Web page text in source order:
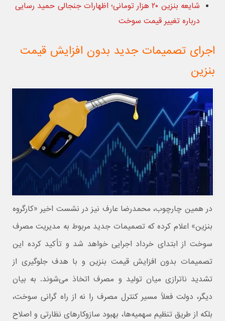
شایعه بنزین ۲۰ هزار تومانی؛ اظهارات جنجالی حمید رسایی
درباره تغییر قیمت سوخت
اجرای تصمیمات جدید بدون افزایش قیمت
بنزین
در همین چارچوب، محمدرضا عارف نیز در نشست اخیر «کارگروه
بنزین» اعلام کرده که تصمیمات جدید مربوط به مدیریت مصرف
سوخت از ابتدای خرداد اجرایی خواهد شد و تأکید کرده این
تصمیمات بدون افزایش قیمت بنزین و با هدف جلوگیری از
تشدید ناترازی میان تولید و مصرف اتخاذ می‌شوند. به بیان
دیگر، دولت فعلاً مسیر کنترل مصرف را نه از راه گرانی سوخت،
بلکه از طریق تنظیم سهمیه‌ها، بهبود سازوکارهای نظارتی و اصلاح